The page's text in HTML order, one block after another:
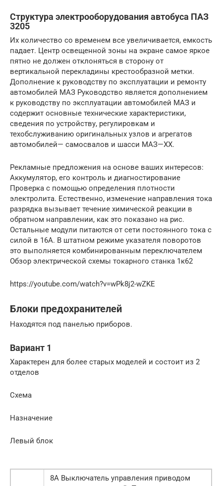
Структура электрооборудования автобуса ПАЗ
3205
Их количество со временем все увеличивается, емкость
падает. Центр освещенной зоны на экране самое яркое
пятно не должен отклоняться в сторону от
вертикальной перекладины крестообразной метки.
Дополнение к руководству по эксплуатации и ремонту
автомобилей МАЗ Руководство является дополнением
к руководству по эксплуатации автомобилей МАЗ и
содержит основные технические характеристики,
сведения по устройству, регулировкам и
техобслуживанию оригинальных узлов и агрегатов
автомобилей— самосвалов и шасси МАЗ—ХХ.
Рекламные предложения на основе ваших интересов:
Аккумулятор, его контроль и диагностирование
Проверка с помощью определения плотности
электролита. Естественно, изменение направления тока
разрядка вызывает течение химической реакции в
обратном направлении, как это показано на рис.
Остальные модули питаются от сети постоянного тока с
силой в 16А. В штатном режиме указателя поворотов
это выполняется комбинированным переключателем
Обзор электрической схемы токарного станка 1к62
https://youtube.com/watch?v=wPk8j2-wZKE
Блоки предохранителей
Находятся под панелью приборов.
Вариант 1
Характерен для более старых моделей и состоит из 2
отделов
Схема
Назначение
Левый блок
8А Выключатель управления приводом